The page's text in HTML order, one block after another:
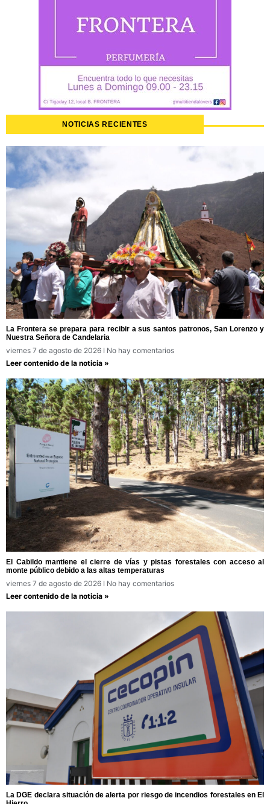
NOTICIAS RECIENTES
La Frontera se prepara para recibir a sus santos patronos, San Lorenzo y
Nuestra Señora de Candelaria
viernes 7 de agosto de 2026
No hay comentarios
Leer contenido de la noticia »
El Cabildo mantiene el cierre de vías y pistas forestales con acceso al
monte público debido a las altas temperaturas
viernes 7 de agosto de 2026
No hay comentarios
Leer contenido de la noticia »
La DGE declara situación de alerta por riesgo de incendios forestales en El